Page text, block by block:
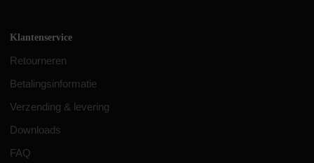
Klantenservice
Retourneren
Betalingsinformatie
Verzending & levering
Downloads
FAQ